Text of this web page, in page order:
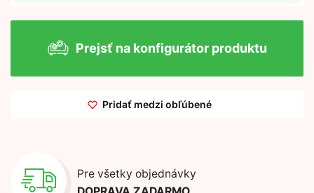
Prejsť na konfigurátor produktu
Pridať medzi obľúbené
Pre všetky objednávky